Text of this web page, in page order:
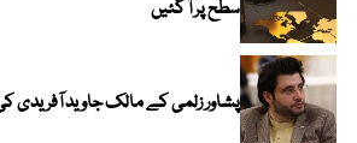
سطح پر آ گئیں
پشاور زلمی کے مالک جاوید آفریدی کی